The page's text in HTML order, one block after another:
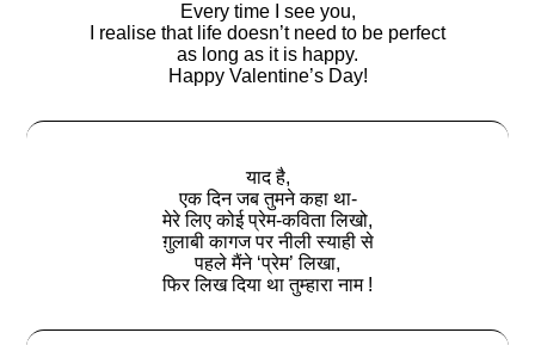
Every time I see you,
I realise that life doesn’t need to be perfect
as long as it is happy.
Happy Valentine’s Day!
याद है,
एक दिन जब तुमने कहा था-
मेरे लिए कोई प्रेम-कविता लिखो,
ग़ुलाबी कागज पर नीली स्याही से
पहले मैंने ‘प्रेम’ लिखा,
फिर लिख दिया था तुम्हारा नाम !